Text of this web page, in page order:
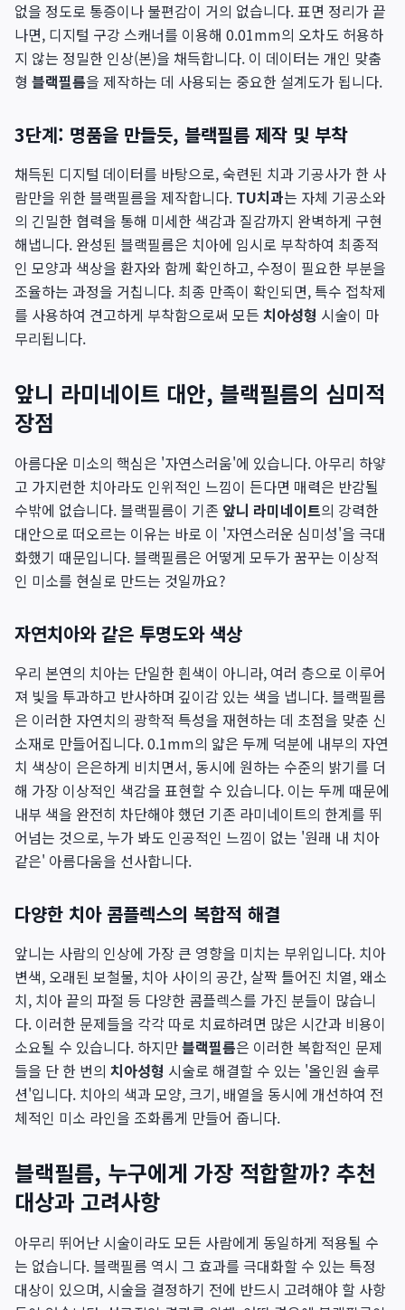
없을 정도로 통증이나 불편감이 거의 없습니다. 표면 정리가 끝
나면, 디지털 구강 스캐너를 이용해 0.01mm의 오차도 허용하
지 않는 정밀한 인상(본)을 채득합니다. 이 데이터는 개인 맞춤
형 블랙필름을 제작하는 데 사용되는 중요한 설계도가 됩니다.
3단계: 명품을 만들듯, 블랙필름 제작 및 부착
채득된 디지털 데이터를 바탕으로, 숙련된 치과 기공사가 한 사
람만을 위한 블랙필름을 제작합니다. TU치과는 자체 기공소와
의 긴밀한 협력을 통해 미세한 색감과 질감까지 완벽하게 구현
해냅니다. 완성된 블랙필름은 치아에 임시로 부착하여 최종적
인 모양과 색상을 환자와 함께 확인하고, 수정이 필요한 부분을
조율하는 과정을 거칩니다. 최종 만족이 확인되면, 특수 접착제
를 사용하여 견고하게 부착함으로써 모든 치아성형 시술이 마
무리됩니다.
앞니 라미네이트 대안, 블랙필름의 심미적
장점
아름다운 미소의 핵심은 '자연스러움'에 있습니다. 아무리 하얗
고 가지런한 치아라도 인위적인 느낌이 든다면 매력은 반감될
수밖에 없습니다. 블랙필름이 기존 앞니 라미네이트의 강력한
대안으로 떠오르는 이유는 바로 이 '자연스러운 심미성'을 극대
화했기 때문입니다. 블랙필름은 어떻게 모두가 꿈꾸는 이상적
인 미소를 현실로 만드는 것일까요?
자연치아와 같은 투명도와 색상
우리 본연의 치아는 단일한 흰색이 아니라, 여러 층으로 이루어
져 빛을 투과하고 반사하며 깊이감 있는 색을 냅니다. 블랙필름
은 이러한 자연치의 광학적 특성을 재현하는 데 초점을 맞춘 신
소재로 만들어집니다. 0.1mm의 얇은 두께 덕분에 내부의 자연
치 색상이 은은하게 비치면서, 동시에 원하는 수준의 밝기를 더
해 가장 이상적인 색감을 표현할 수 있습니다. 이는 두께 때문에
내부 색을 완전히 차단해야 했던 기존 라미네이트의 한계를 뛰
어넘는 것으로, 누가 봐도 인공적인 느낌이 없는 '원래 내 치아
같은' 아름다움을 선사합니다.
다양한 치아 콤플렉스의 복합적 해결
앞니는 사람의 인상에 가장 큰 영향을 미치는 부위입니다. 치아
변색, 오래된 보철물, 치아 사이의 공간, 살짝 틀어진 치열, 왜소
치, 치아 끝의 파절 등 다양한 콤플렉스를 가진 분들이 많습니
다. 이러한 문제들을 각각 따로 치료하려면 많은 시간과 비용이
소요될 수 있습니다. 하지만블랙필름은 이러한 복합적인 문제
들을 단 한 번의 치아성형 시술로 해결할 수 있는 '올인원 솔루
션'입니다. 치아의 색과 모양, 크기, 배열을 동시에 개선하여 전
체적인 미소 라인을 조화롭게 만들어 줍니다.
블랙필름, 누구에게 가장 적합할까? 추천
대상과 고려사항
아무리 뛰어난 시술이라도 모든 사람에게 동일하게 적용될 수
는 없습니다. 블랙필름 역시 그 효과를 극대화할 수 있는 특정
대상이 있으며, 시술을 결정하기 전에 반드시 고려해야 할 사항